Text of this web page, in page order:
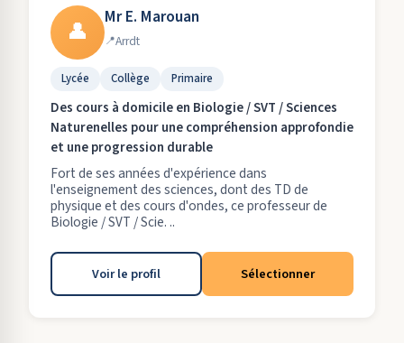
👤 Mr E. Marouan
Arrdt
Lycée Collège Primaire
Des cours à domicile en Biologie / SVT / Sciences
Naturenelles pour une compréhension approfondie
et une progression durable
Fort de ses années d'expérience dans
l'enseignement des sciences, dont des TD de
physique et des cours d'ondes, ce professeur de
Biologie / SVT / Scie. ..
Voir le profil Sélectionner